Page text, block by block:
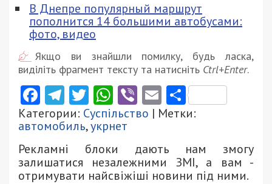
В Днепре популярный маршрут
пополнится 14 большими автобусами:
фото, видео
Якщо ви знайшли помилку, будь ласка,
виділіть фрагмент тексту та натисніть Ctrl+Enter.
Facebook
Telegram
Twitter
WhatsApp
ViberEmail
Категории: Суспільство | Метки:
автомобиль,укрнет
Рекламні блоки дають нам змогу
залишатися незалежними ЗМІ, а вам -
отримувати найсвіжіші новини під ними.